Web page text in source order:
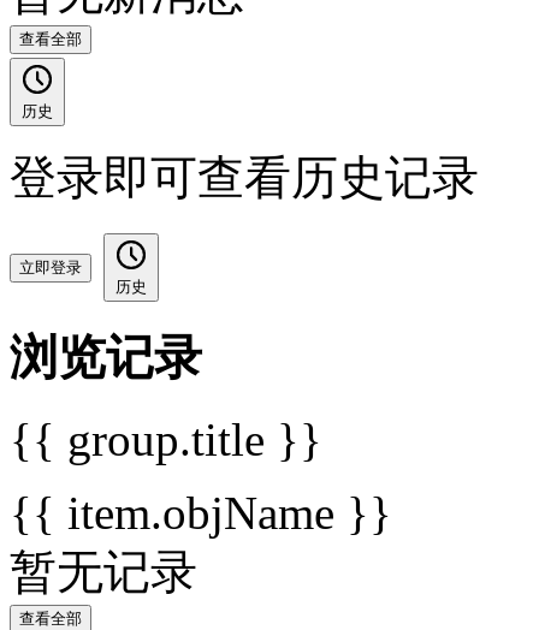
查看全部
历史
登录即可查看历史记录
立即登录
历史
浏览记录
{{ group.title }}
{{ item.objName }}
暂无记录
查看全部